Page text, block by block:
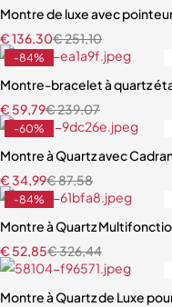
Montre de luxe avec
€251,10
€136,30
-84%
Montre-bracelet à quartz
€239,07
€ 59,79
-60%
Montre à Quartz avec
€87,58
€34,99
-84%
Montre à Quartz
€326,44
€ 52,85
Montre à Quartz de Luxe